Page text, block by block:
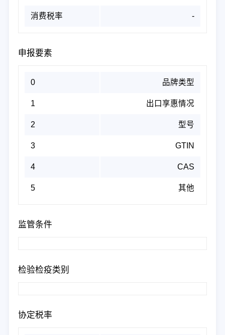
消费税率 -
申报要素
0 品牌类型
1 出口享惠情况
2 型号
3 GTIN
4 CAS
5 其他
监管条件
检验检疫类别
协定税率